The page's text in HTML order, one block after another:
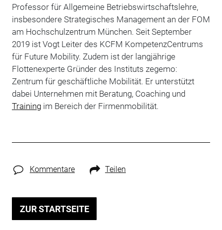
Professor für Allgemeine Betriebswirtschaftslehre,
insbesondere Strategisches Management an der FOM
am Hochschulzentrum München. Seit September
2019 ist Vogt Leiter des KCFM KompetenzCentrums
für Future Mobility. Zudem ist der langjährige
Flottenexperte Gründer des Instituts zegemo:
Zentrum für geschäftliche Mobilität. Er unterstützt
dabei Unternehmen mit Beratung, Coaching und
Trainingim Bereich der Firmenmobilität.
Kommentare Teilen
ZUR STARTSEITE